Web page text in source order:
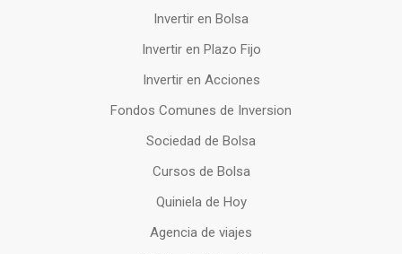
Invertir en Bolsa
Invertir en Plazo Fijo
Invertir en Acciones
Fondos Comunes de Inversion
Sociedad de Bolsa
Cursos de Bolsa
Quiniela de Hoy
Agencia de viajes